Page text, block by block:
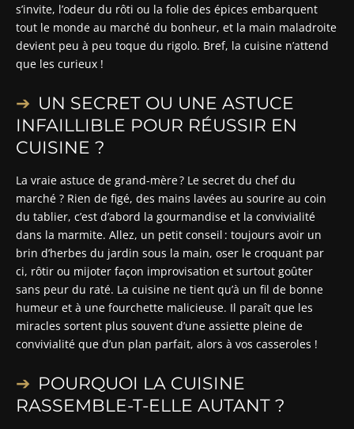
s’invite, l’odeur du rôti ou la folie des épices embarquent
tout le monde au marché du bonheur, et la main maladroite
devient peu à peu toque du rigolo. Bref, la cuisine n’attend
que les curieux !
UN SECRET OU UNE ASTUCE
INFAILLIBLE POUR RÉUSSIR EN
CUISINE ?
La vraie astuce de grand-mère ? Le secret du chef du
marché ? Rien de figé, des mains lavées au sourire au coin
du tablier, c’est d’abord la gourmandise et la convivialité
dans la marmite. Allez, un petit conseil : toujours avoir un
brin d’herbes du jardin sous la main, oser le croquant par
ci, rôtir ou mijoter façon improvisation et surtout goûter
sans peur du raté. La cuisine ne tient qu’à un fil de bonne
humeur et à une fourchette malicieuse. Il paraît que les
miracles sortent plus souvent d’une assiette pleine de
convivialité que d’un plan parfait, alors à vos casseroles !
POURQUOI LA CUISINE
RASSEMBLE-T-ELLE AUTANT ?